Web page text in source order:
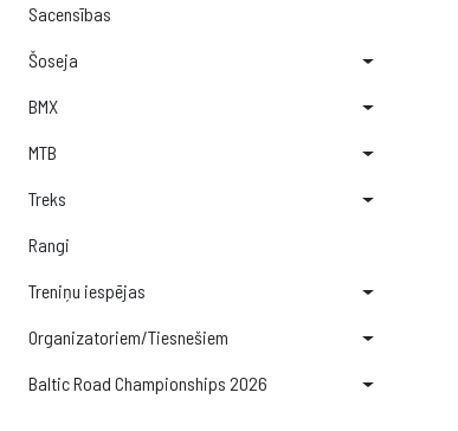
Sacensības
Šoseja
BMX
MTB
Treks
Rangi
Treniņu iespējas
Organizatoriem/Tiesnešiem
Baltic Road Championships 2026